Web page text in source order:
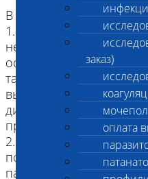
заказ)
оплата
В данное
1. Заключение по
непосредственной
основного
также сопутствующих
выписного эпикриза
диагнозов,
при оформлении
2. Исследование 1-ой
по результатам
патоморфолога при